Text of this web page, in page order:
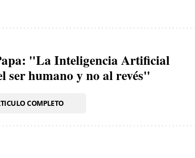
"La Inteligencia Artificial
ser humano y no al revés"
COMPLETO